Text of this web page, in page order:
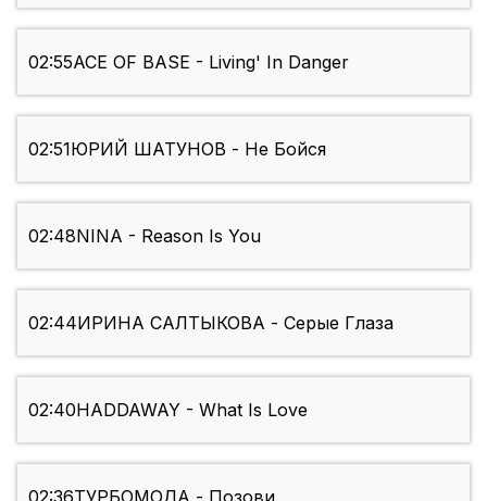
02:55ACE OF BASE - Living' In Danger
02:51ЮРИЙ ШАТУНОВ - Не Бойся
02:48NINA - Reason Is You
02:44ИРИНА САЛТЫКОВА - Серые Глаза
02:40HADDAWAY - What Is Love